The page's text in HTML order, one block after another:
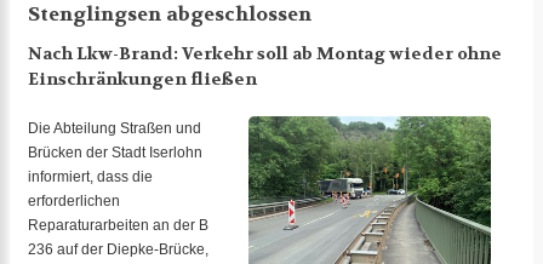
Stenglingsen abgeschlossen
Nach Lkw-Brand: Verkehr soll ab Montag wieder ohne
Einschränkungen fließen
Die Abteilung Straßen und
Brücken der Stadt Iserlohn
informiert, dass die
erforderlichen
Reparaturarbeiten an der B
236 auf der Diepke-Brücke,